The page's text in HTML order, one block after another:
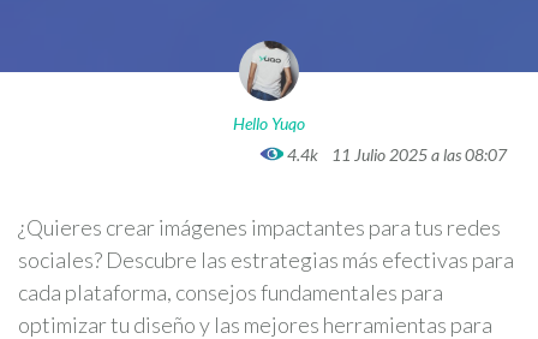
Hello Yuqo
4.4k
11 Julio 2025 a las 08:07
¿Quieres crear imágenes impactantes para tus redes
sociales? Descubre las estrategias más efectivas para
cada plataforma, consejos fundamentales para
optimizar tu diseño y las mejores herramientas para